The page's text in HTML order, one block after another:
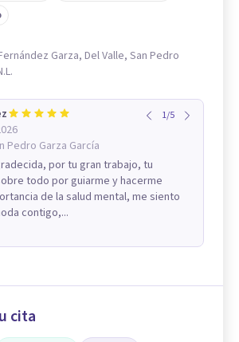
Garza, Del Valle, San Pedro
Pedro Garza García
1/5
por tu gran trabajo, tu
todo por guiarme y hacerme
de la salud mental, me siento
contigo,...
cita